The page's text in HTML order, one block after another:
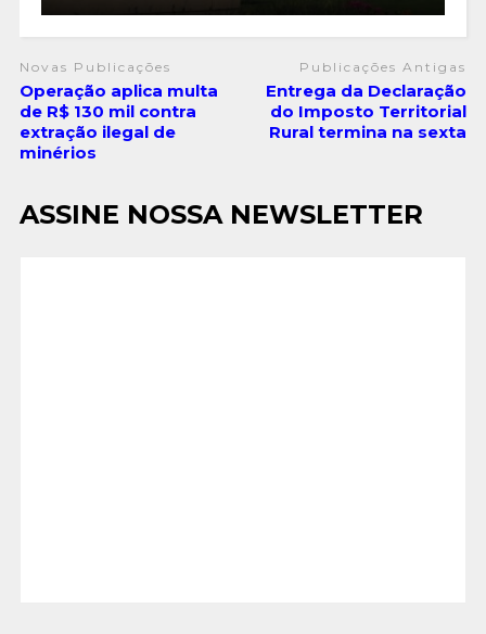
Novas Publicações
Operação aplica multa
de R$ 130 mil contra
extração ilegal de
minérios
Publicações Antigas
Entrega da Declaração
do Imposto Territorial
Rural termina na sexta
ASSINE NOSSA NEWSLETTER